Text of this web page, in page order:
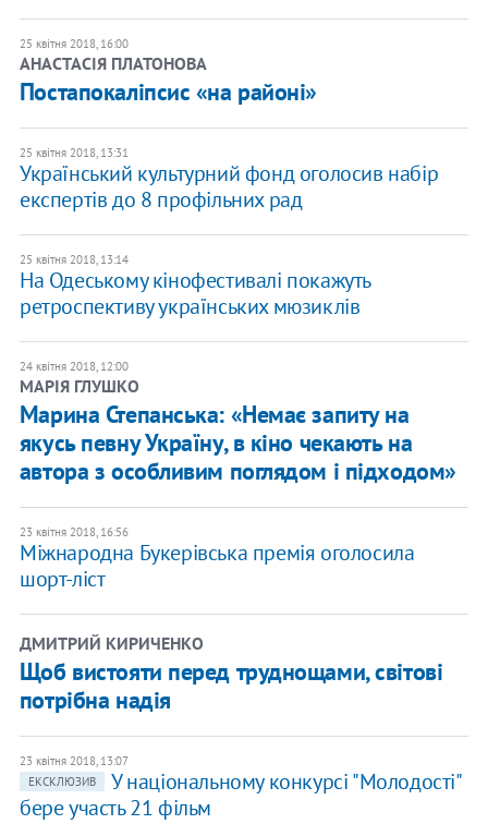
25 квітня 2018, 16:00
АНАСТАСІЯ ПЛАТОНОВА
Постапокаліпсис «на районі»
25 квітня 2018, 13:31
Український культурний фонд оголосив набір
експертів до 8 профільних рад
25 квітня 2018, 13:14
На Одеському кінофестивалі покажуть
ретроспективу українських мюзиклів
24 квітня 2018, 12:00
МАРІЯ ГЛУШКО
​Марина Степанська: «Немає запиту на
якусь певну Україну, в кіно чекають на
автора з особливим поглядом і підходом»
23 квітня 2018, 16:56
Міжнародна Букерівська премія оголосила
шорт-ліст
ДМИТРИЙ КИРИЧЕНКО
Щоб вистояти перед труднощами, світові
потрібна надія
23 квітня 2018, 13:07
ЕКСКЛЮЗИВ
У національному конкурсі "Молодості"
бере участь 21 фільм